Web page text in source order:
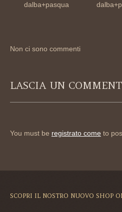
dalba+pasqua
Non ci sono commenti
LASCIA UN
You must be registrato come to
SCOPRI IL NOSTRO NUOVO SHOP